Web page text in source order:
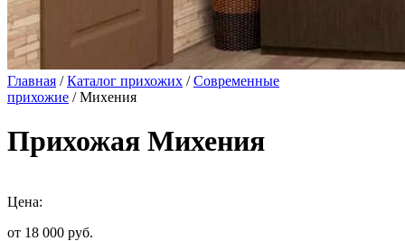
Главная /Каталог прихожих /Современные
прихожие / Михения
Прихожая Михения
Цена:
от 18 000 руб.